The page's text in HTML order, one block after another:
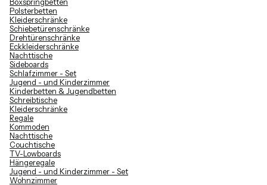
Boxspringbetten
Polsterbetten
Kleiderschränke
Schiebetürenschränke
Drehtürenschränke
Eckkleiderschränke
Nachttische
Sideboards
Schlafzimmer - Set
Jugend - und Kinderzimmer
Kinderbetten & Jugendbetten
Schreibtische
Kleiderschränke
Regale
Kommoden
Nachttische
Couchtische
TV-Lowboards
Hängeregale
Jugend - und Kinderzimmer - Set
Wohnzimmer